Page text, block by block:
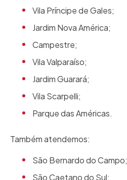
Vila Príncipe de Gales;
Jardim Nova América;
Campestre;
Vila Valparaíso;
Jardim Guarará;
Vila Scarpelli;
Parque das Américas.
Também atendemos:
São Bernardo do Campo;
São Caetano do Sul;